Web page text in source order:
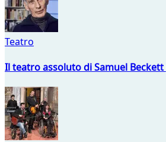
Teatro
Il teatro assoluto di Samuel